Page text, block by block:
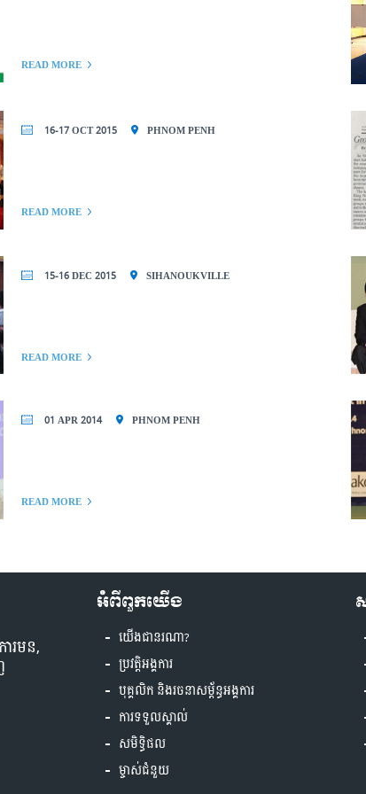
READ MORE
16-17 OCT 2015 PHNOM PENH
READ MORE
15-16 DEC 2015 SIHANOUKVILLE
READ MORE
01 APR 2014 PHNOM PENH
READ MORE
រមន,
អំពីពួកយើង
យើងជានរណា?
ប្រវត្តិអង្គការ
បុគ្គលិក និងរចនាសម្ព័ន្ធអង្គការ
ការទទួលស្គាល់
សមិទ្ធិផល
ម្ចាស់ជំនួយ